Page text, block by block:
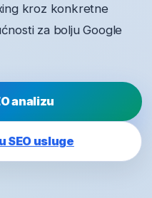
kroz konkretne
za bolju Google
analizu
SEO usluge